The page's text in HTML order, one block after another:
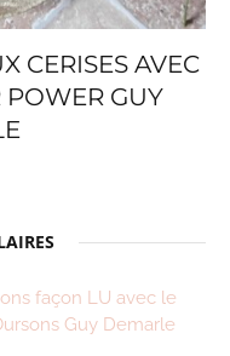
CERISES AVEC
GUY
façon LU avec le
Guy Demarle